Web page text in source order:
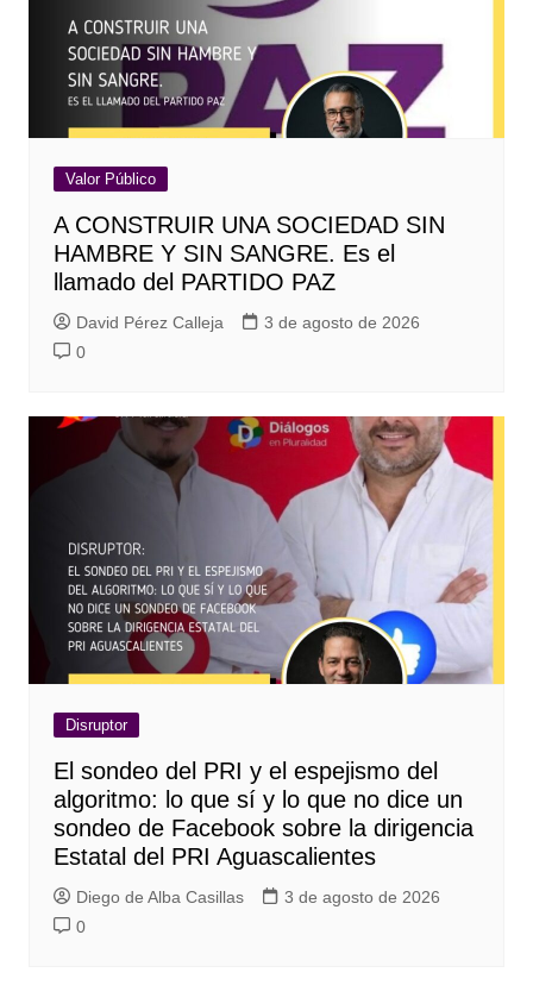
Valor Público
A CONSTRUIR UNA SOCIEDAD SIN
HAMBRE Y SIN SANGRE. Es el
llamado del PARTIDO PAZ
David Pérez Calleja
3 de agosto de 2026
0
Disruptor
El sondeo del PRI y el espejismo del
algoritmo: lo que sí y lo que no dice un
sondeo de Facebook sobre la dirigencia
Estatal del PRI Aguascalientes
Diego de Alba Casillas
3 de agosto de 2026
0